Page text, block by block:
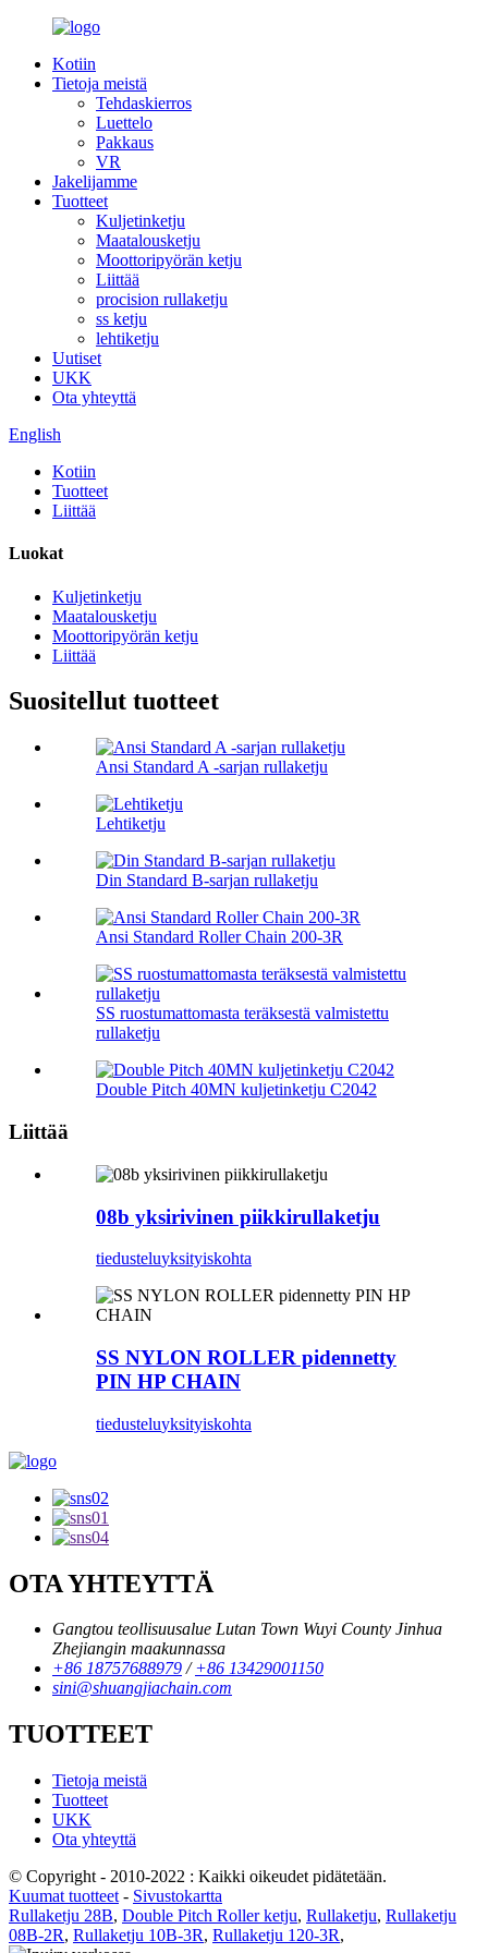
Kotiin
Tietoja meistä
Tehdaskierros
Luettelo
Pakkaus
VR
Jakelijamme
Tuotteet
Kuljetinketju
Maatalousketju
Moottoripyörän ketju
Liittää
procision rullaketju
ss ketju
lehtiketju
Uutiset
UKK
Ota yhteyttä
English
Kotiin
Tuotteet
Liittää
Luokat
Kuljetinketju
Maatalousketju
Moottoripyörän ketju
Liittää
Suositellut tuotteet
Ansi Standard A -sarjan rullaketju
Lehtiketju
Din Standard B-sarjan rullaketju
Ansi Standard Roller Chain 200-3R
SS ruostumattomasta teräksestä valmistettu
rullaketju
Double Pitch 40MN kuljetinketju C2042
Liittää
08b yksirivinen piikkirullaketju
tiedusteluyksityiskohta
SS NYLON ROLLER pidennetty
PIN HP CHAIN
tiedusteluyksityiskohta
OTA YHTEYTTÄ
Gangtou teollisuusalue Lutan Town Wuyi County Jinhua
Zhejiangin maakunnassa
+86 18757688979/+86 13429001150
sini@shuangjiachain.com
TUOTTEET
Tietoja meistä
Tuotteet
UKK
Ota yhteyttä
© Copyright - 2010-2022 : Kaikki oikeudet pidätetään.
Kuumat tuotteet - Sivustokartta
Rullaketju 28B, Double Pitch Roller ketju, Rullaketju, Rullaketju
08B-2R, Rullaketju 10B-3R, Rullaketju 120-3R,